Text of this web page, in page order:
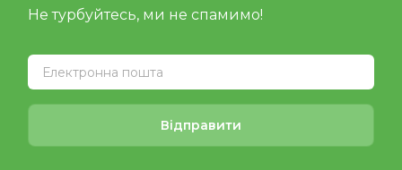
Не турбуйтесь, ми не спамимо!
Відправити